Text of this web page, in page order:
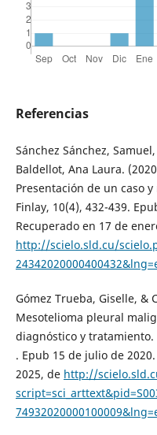
Referencias
Sánchez Sánchez,
Baldellot, Ana Laura.
Presentación de un caso
Finlay, 10(4), 432-439.
Recuperado en 17 de
http://scielo.sld.cu/
Gómez Trueba, Giselle, &
Mesotelioma pleural
diagnóstico y tratamiento.
. Epub 15 de julio de
2025, de http://